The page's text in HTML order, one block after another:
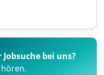
bei uns?